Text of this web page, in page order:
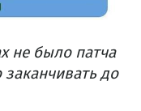
не было патча
до